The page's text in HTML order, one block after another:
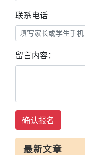
联系电话
留言内容：
确认报名
最新文章